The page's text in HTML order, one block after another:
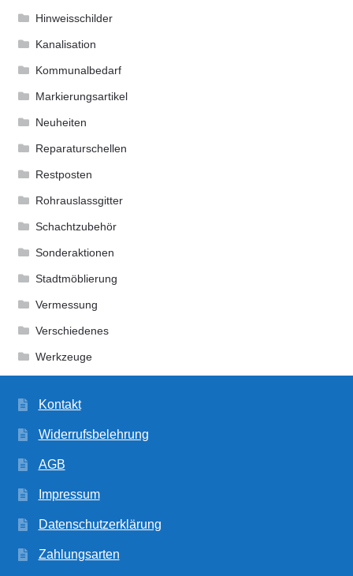
Hinweisschilder
Kanalisation
Kommunalbedarf
Markierungsartikel
Neuheiten
Reparaturschellen
Restposten
Rohrauslassgitter
Schachtzubehör
Sonderaktionen
Stadtmöblierung
Vermessung
Verschiedenes
Werkzeuge
Kontakt
Widerrufsbelehrung
AGB
Impressum
Datenschutzerklärung
Zahlungsarten